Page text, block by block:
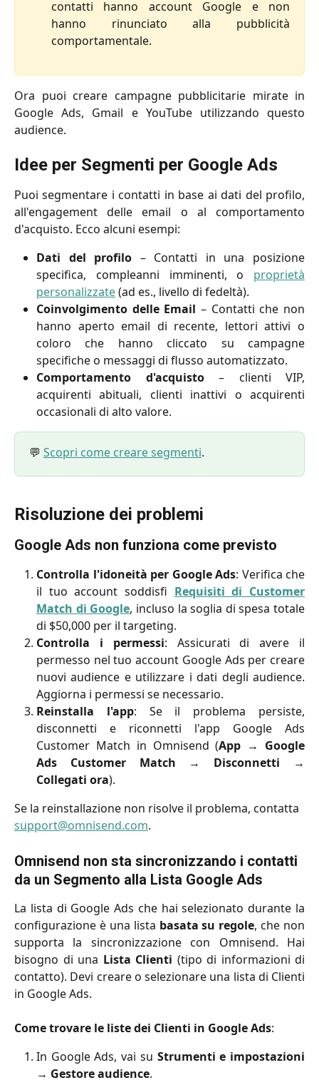
contatti hanno account Google e non
hanno rinunciato alla pubblicità
comportamentale.
Ora puoi creare campagne pubblicitarie mirate in
Google Ads, Gmail e YouTube utilizzando questo
audience.
Idee per Segmenti per Google Ads
Puoi segmentare i contatti in base ai dati del profilo,
all'engagement delle email o al comportamento
d'acquisto. Ecco alcuni esempi:
Dati del profilo – Contatti in una posizione
specifica, compleanni imminenti, o proprietà
personalizzate(ad es., livello di fedeltà).
Coinvolgimento delle Email – Contatti che non
hanno aperto email di recente, lettori attivi o
coloro che hanno cliccato su campagne
specifiche o messaggi di flusso automatizzato.
Comportamento d'acquisto– clienti VIP,
acquirenti abituali, clienti inattivi o acquirenti
occasionali di alto valore.
💬 Scopri come creare segmenti.
Risoluzione dei problemi
Google Ads non funziona come previsto
Controlla l'idoneità per Google Ads: Verifica che
il tuo account soddisfi Requisiti di Customer
Match di Google, incluso la soglia di spesa totale
di $50,000 per il targeting.
Controlla i permessi: Assicurati di avere il
permesso nel tuo account Google Ads per creare
nuovi audience e utilizzare i dati degli audience.
Aggiorna i permessi se necessario.
Reinstalla l'app: Se il problema persiste,
disconnetti e riconnetti l'app Google Ads
Customer Match in Omnisend (App → Google
Ads Customer Match → Disconnetti →
Collegati ora).
Se la reinstallazione non risolve il problema, contatta
support@omnisend.com.
Omnisend non sta sincronizzando i contatti
da un Segmento alla Lista Google Ads
La lista di Google Ads che hai selezionato durante la
configurazione è una lista basata su regole, che non
supporta la sincronizzazione con Omnisend. Hai
bisogno di una Lista Clienti (tipo di informazioni di
contatto). Devi creare o selezionare una lista di Clienti
in Google Ads.
Come trovare le liste dei Clienti in Google Ads:
In Google Ads, vai su Strumenti e impostazioni
→ Gestore audience.